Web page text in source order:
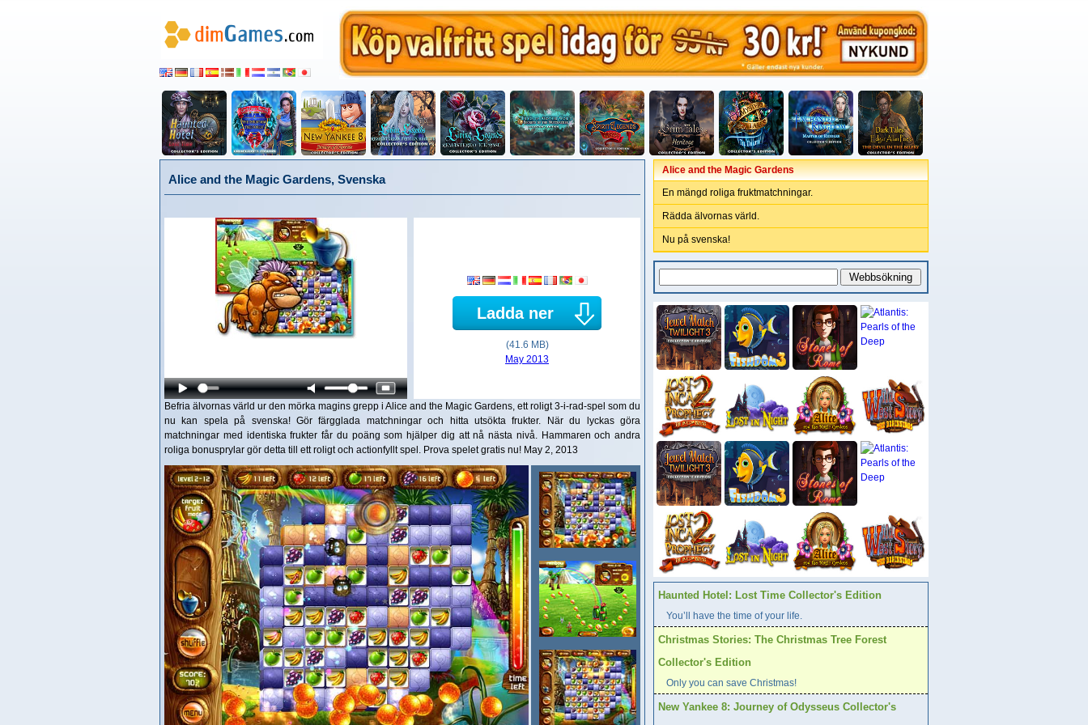
Alice and the Magic Gardens, Svenska
Ladda ner
(41.6 MB)
May 2013
Befria älvornas värld ur den mörka magins grepp i Alice and the Magic Gardens, ett roligt 3-i-rad-spel som du
nu kan spela på svenska! Gör färgglada matchningar och hitta utsökta frukter. När du lyckas göra
matchningar med identiska frukter får du poäng som hjälper dig att nå nästa nivå. Hammaren och andra
roliga bonusprylar gör detta till ett roligt och actionfyllt spel. Prova spelet gratis nu! May 2, 2013
Alice and the Magic Gardens
En mängd roliga fruktmatchningar.
Rädda älvornas värld.
Nu på svenska!
Haunted Hotel: Lost Time Collector's Edition
You’ll have the time of your life.
Christmas Stories: The Christmas Tree Forest
Collector's Edition
Only you can save Christmas!
New Yankee 8: Journey of Odysseus Collector's